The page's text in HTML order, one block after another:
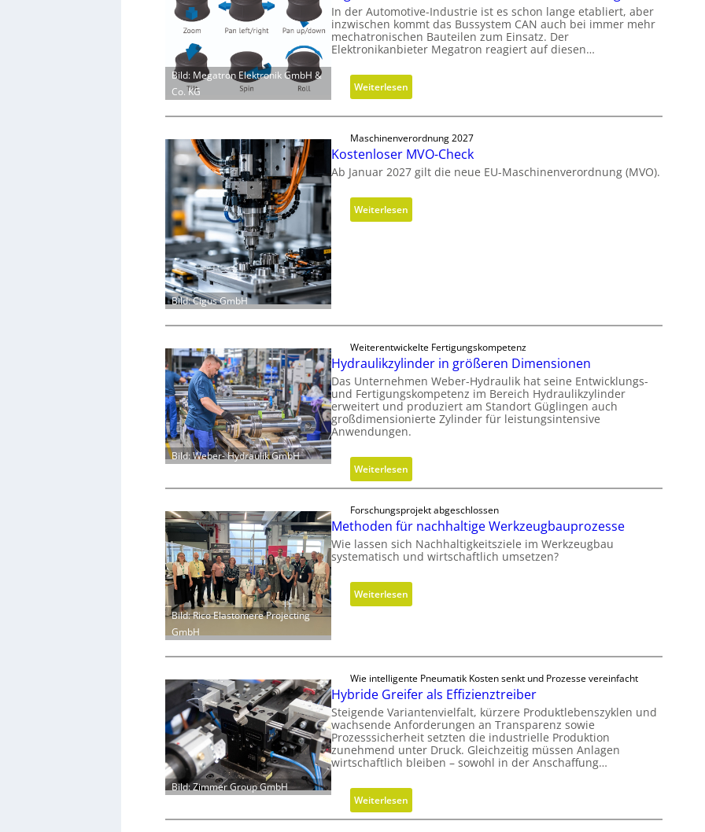
Bild: Megatron Elektronik GmbH &
Co. KG
In der Automotive-Industrie ist es schon lange etabliert, aber
inzwischen kommt das Bussystem CAN auch bei immer mehr
mechatronischen Bauteilen zum Einsatz. Der
Elektronikanbieter Megatron reagiert auf diesen…
Weiterlesen:
E
r
g
o
n
m
i
d
i
e
n
k
n
u
f
i
t
s
e
c
h
i
h
e
i
t
s
r
a
Bild: Cigus GmbH
Maschinenverordnung 2027
Kostenloser MVO-Check
Ab Januar 2027 gilt die neue EU-Maschinenverordnung (MVO).
Weiterlesen:
K
l
o
r
M
V
O
-
C
h
e
c
k
Bild: Weber- Hydraulik GmbH
Weiterentwickelte Fertigungskompetenz
Hydraulikzylinder in größeren Dimensionen
Das Unternehmen Weber-Hydraulik hat seine Entwicklungs-
und Fertigungskompetenz im Bereich Hydraulikzylinder
erweitert und produziert am Standort Güglingen auch
großdimensionierte Zylinder für leistungsintensive
Anwendungen.
Weiterlesen:
H
r
a
l
i
i
n
d
e
r
i
g
r
Bild: Rico Elastomere Projecting
GmbH
Forschungsprojekt abgeschlossen
Methoden für nachhaltige Werkzeugbauprozesse
Wie lassen sich Nachhaltigkeitsziele im Werkzeugbau
systematisch und wirtschaftlich umsetzen?
Weiterlesen:
M
h
o
d
e
n
f
ü
n
a
Bild: Zimmer Group GmbH
Wie intelligente Pneumatik Kosten senkt und Prozesse vereinfacht
Hybride Greifer als Effizienztreiber
Steigende Variantenvielfalt, kürzere Produktlebenszyklen und
wachsende Anforderungen an Transparenz sowie
Prozesssicherheit setzten die industrielle Produktion
zunehmend unter Druck. Gleichzeitig müssen Anlagen
wirtschaftlich bleiben – sowohl in der Anschaffung…
Weiterlesen:
H